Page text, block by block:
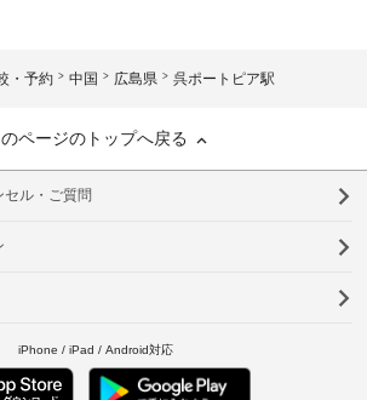
・予約 中国 広島県 呉ポートピア駅
のページのトップへ戻る